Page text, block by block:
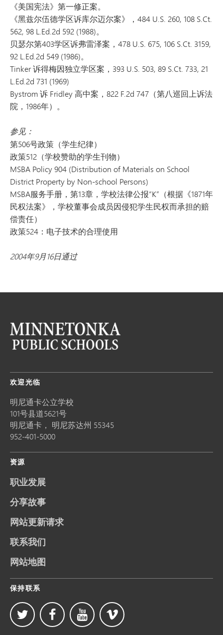
《美国宪法》第一修正案。
《黑兹尔伍德学区诉库尔迈尔案》，484 U.S. 260, 108 S.Ct.
562, 98 L.Ed.2d 592 (1988)。
贝瑟尔第403学区诉弗雷泽案，478 U.S. 675, 106 S.Ct. 3159,
92 L.Ed.2d 549 (1986)。
Tinker 诉得梅因独立学区案，393 U.S. 503, 89 S.Ct. 733, 21
L.Ed.2d 731 (1969)
Bystrom 诉 Fridley 高中案，822 F.2d 747（第八巡回上诉法
院，1986年）。
参见：
第506号政策（学生纪律）
政策512（学校赞助的学生刊物）
MSBA Policy 904 (Distribution of Materials on School
District Property by Non-school Persons)
MSBA服务手册，第13章，学校法律公报“K”（根据《1871年
民权法案》，学校董事会成员因侵犯学生民权而承担的赔
偿责任）
政策524：电子技术的合理使用
2004年9月16日通过
欢迎光临
明尼通卡公立学校
101号县道5621号
明尼通卡， 明尼苏达州 55345
952-401-5000
资源
职业发展
分享故事
网站更新请求
联系我们
网站地图
保持联系